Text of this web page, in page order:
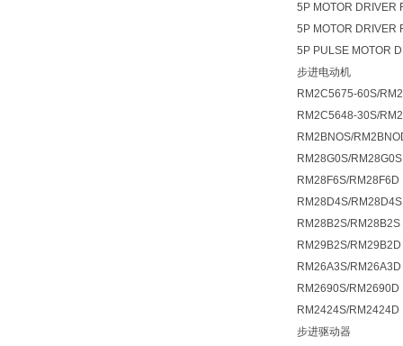
5P MOTOR DRIVER
5P MOTOR DRIVER
5P PULSE MOTOR
步进电动机
RM2C5675-60S/
RM2C5648-30S/
RM2BNOS/
RM28G0S/RM28G0S
RM28F6S/RM28F6D
RM28D4S/RM28D4S
RM28B2S/RM28B2S
RM29B2S/
RM26A3S/RM26A3D
RM2690S/RM2690D
RM2424S/RM2424D
步进驱动器